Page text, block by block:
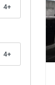
4+
4+